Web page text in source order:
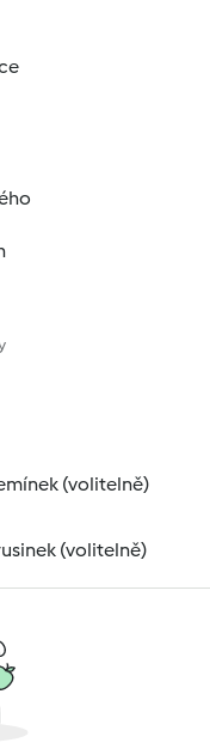
(volitelně)
(volitelně)